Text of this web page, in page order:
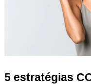
5 estratégias